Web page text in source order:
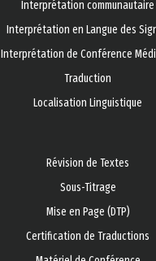
Interprétation communautaire
Interprétation en Langue des
Interprétation de Conférence
Traduction
Localisation Linguistique
Révision de Textes
Sous-Titrage
Mise en Page (DTP)
Certification de Traductions